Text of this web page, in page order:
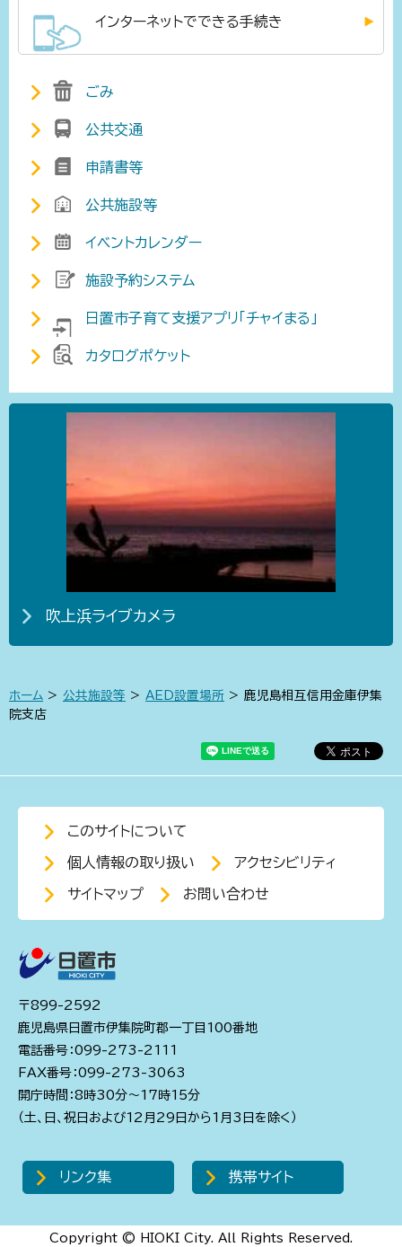
インターネットでできる手続き
ごみ
公共交通
申請書等
公共施設等
イベントカレンダー
施設予約システム
日置市子育て支援アプリ「チャイまる」
カタログポケット
吹上浜ライブカメラ
ホーム > 公共施設等 > AED設置場所 > 鹿児島相互信用金庫伊集
院支店
このサイトについて
個人情報の取り扱い アクセシビリティ
サイトマップ お問い合わせ
〒899-2592
鹿児島県日置市伊集院町郡一丁目100番地
電話番号：099-273-2111
FAX番号：099-273-3063
開庁時間：8時30分～17時15分
（土、日、祝日および12月29日から1月3日を除く）
リンク集 携帯サイト
Copyright © HIOKI City. All Rights Reserved.